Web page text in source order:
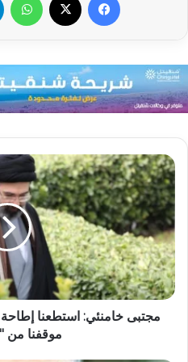
مجتبى خامنئي: استطعنا
موقفنا من